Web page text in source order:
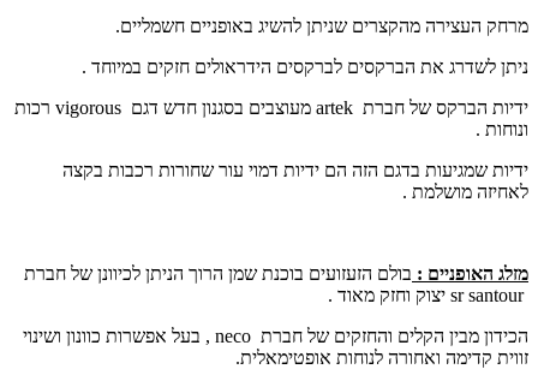
מרחק העצירה מהקצרים שניתן להשיג באופניים חשמליים.
ניתן לשדרג את הברקסים לברקסים הידראולים חזקים במיוחד .
ידיות הברקס של חברת artek מעוצבים בסגנון חדש דגם vigorous רכות
ונוחות .
ידיות שמגיעות בדגם הזה הם ידיות דמוי עור שחורות רכבות בקצה
לאחיזה מושלמת .
מזלג האופניים : בולם הזעזועים בוכנת שמן הרוך הניתן לכיוונן של חברת
sr santour יצוק וחזק מאוד .
הכידון מבין הקלים והחזקים של חברת neco , בעל אפשרות כוונון ושינוי
זווית קדימה ואחורה לנוחות אופטימאלית.